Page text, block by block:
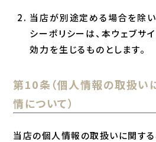
当店が別途定める場合を除
シーポリシーは、本ウェブサ
効力を生じるものとします。
第10条（個人情報の取扱い
情について）
当店の個人情報の取扱いに関す